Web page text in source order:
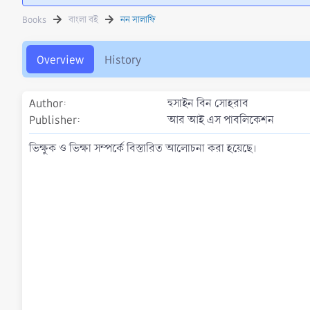
t
h
r
e
i
a
t
e
g
Books বাংলা বই নন সালাফি
Overview History
Author
হুসাইন বিন সোহরাব
Publisher
আর আই এস পাবলিকেশন
ভিক্ষুক ও ভিক্ষা সম্পর্কে বিস্তারিত আলোচনা করা হয়েছে।